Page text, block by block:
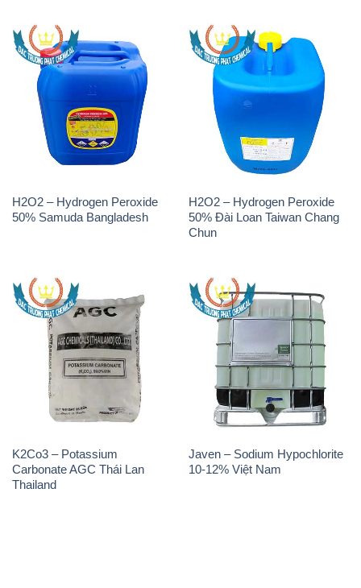
H2O2 – Hydrogen Peroxide
50% Samuda Bangladesh
H2O2 – Hydrogen Peroxide
50% Đài Loan Taiwan Chang
Chun
K2Co3 – Potassium
Carbonate AGC Thái Lan
Thailand
Javen – Sodium Hypochlorite
10-12% Việt Nam